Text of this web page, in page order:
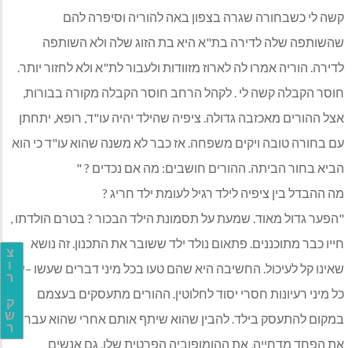
צ
ו
ר
ק
ש
ר
קשה לי כשבחורה שגרה בצפון באה להוריה וסיפרה להם
שהשותפה שלה לדירה בת"א היא בת הזוג שלה ולא השותפה
לדירה. הוריה אמרו לה לארוז מזוודות ולעבור לת"א ולא לחזור יותר.
חוסר הקבלה קשה לי . לקהל הרחב חוסר הקבלה מקורה בבורות,
אצל ההורים מאכזבה גדולה. ציפיה שהילד יהיה עו"ד, רופא, יתחתן
עם בחורה טובה ויקים משפחה. אז כבר לא משנה שהוא עו"ד כי הוא
הביא בחור הביתה. ההורים חושבים: מה אם נכדים ? "
מה ההבדל בין ציפיה לילד רגיל לעומת ילד חריג ?
"הפער גדול מאוד. שמעת על תסמונת הילד הבכור ? בטרם הולדתו ,
חייו כבר מתוכננים. פתאום נולד ילד ששובר את התכנון. זה נושא
שאינו קל לעיכול. החשיבה היא שהם טעו בכל מיני דברים שעשו –יש
כל מיני רעיונות חסרי יסוד לחלוטין. ההורים מתעסקים בעצמם
במקום להתעסק בילד. להבין שהוא שיתף אותם אחרי שהוא עבר
את הפחד מדחייה, את ההומופוביה הפרטית שלו. גם אנשים